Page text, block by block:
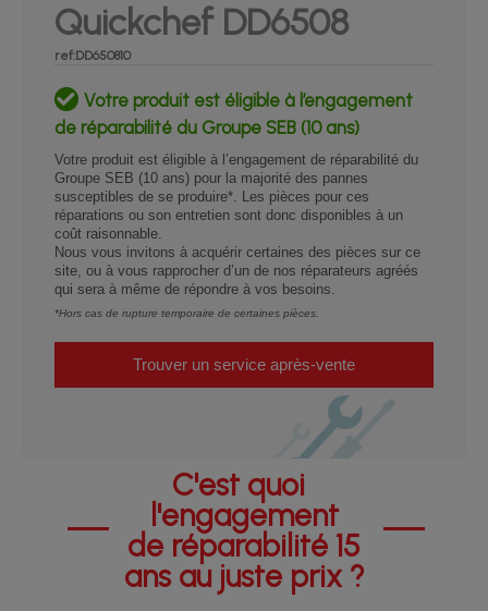
Quickchef DD6508
ref:DD650810
Votre produit est éligible à l’engagement
de réparabilité du Groupe SEB (10 ans)
Votre produit est éligible à l’engagement de réparabilité du
Groupe SEB (10 ans) pour la majorité des pannes
susceptibles de se produire*. Les pièces pour ces
réparations ou son entretien sont donc disponibles à un
coût raisonnable.
Nous vous invitons à acquérir certaines des pièces sur ce
site, ou à vous rapprocher d’un de nos réparateurs agréés
qui sera à même de répondre à vos besoins.
*Hors cas de rupture temporaire de certaines pièces.
Trouver un service après-vente
C'est quoi
l'engagement
de réparabilité 15
ans au juste prix ?